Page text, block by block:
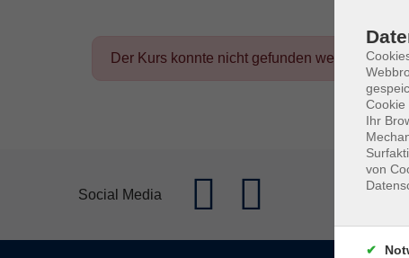
Der Kurs konnte nicht gefunden werden.
Social Media
Cookie
Ihr
von